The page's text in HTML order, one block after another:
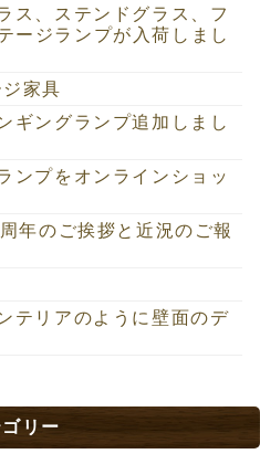
ス、ステンドグラス、フ
ージランプが入荷しまし
家具
ングランプ追加しまし
ンプをオンラインショッ
のご挨拶と近況のご報
テリアのように壁面のデ
リー